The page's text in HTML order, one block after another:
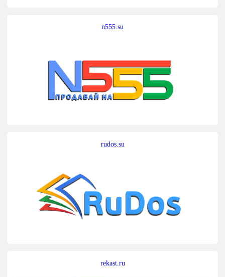
n555.su
rudos.su
rekast.ru